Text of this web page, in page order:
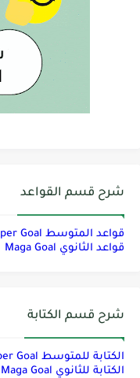
شرح قسم القواعد
قواعد المتوسط Super Goal
قواعد الثانوي Maga Goal
شرح قسم الكتابة
الكتابة للمتوسط Super Goal
الكتابة للثانوي Maga Goal